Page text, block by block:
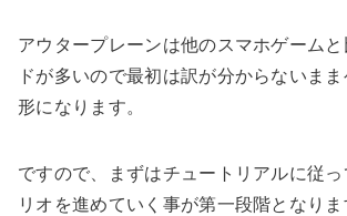
アウタープレーンは他のスマホゲーム
ドが多いので最初は訳が分からないま
形になります。
ですので、まずはチュートリアルに従
リオを進めていく事が第一段階となりま